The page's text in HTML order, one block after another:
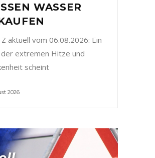
WASSER
Z aktuell vom 06.08.2026: Ein
der extremen Hitze und
scheint
2026